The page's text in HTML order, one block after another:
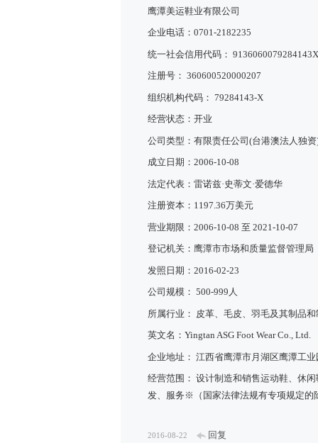
鹰潭美运鞋业有限公司
企业电话：0701-2182235
统一社会信用代码：
注册号： 360600520000207
组织机构代码： 79284143-X
经营状态：开业
公司类型：有限责任公司(台港澳法人独资
成立日期：2006-10-08
法定代表：雷诺兹·史蒂文·爱德华
注册资本：1197.36万美元
营业期限：2006-10-08 至 2021-10-07
登记机关：鹰潭市市场和质量监督管理局
发照日期：2016-02-23
公司规模： 500-999人
所属行业： 皮革、毛皮、羽毛及其制品
英文名：Yingtan ASG Foot Wear Co., Ltd.
企业地址： 江西省鹰潭市月湖区鹰潭工业
经营范围： 设计制造和销售运动鞋、休
发、服务※（国家法律法规有专项规定的
2016-08-22 回复